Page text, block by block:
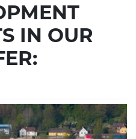
IN OUR